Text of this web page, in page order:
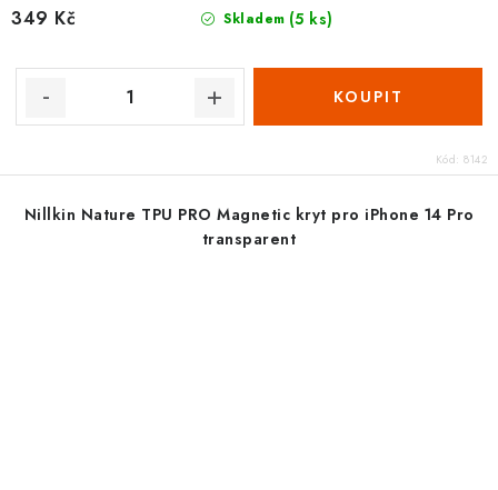
Skladem (5 ks)
349 Kč
Kód: 8142
Nillkin Nature TPU PRO Magnetic kryt pro iPhone 14 Pro
transparent